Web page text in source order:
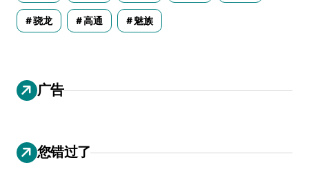
骁龙 高通 魅族
广告
您错过了